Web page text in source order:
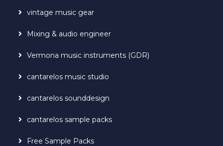
vintage music gear
Mixing & audio engineer
Vermona music instruments (GDR)
cantarelos music studio
cantarelos sounddesign
cantarelos sample packs
Free Sample Packs